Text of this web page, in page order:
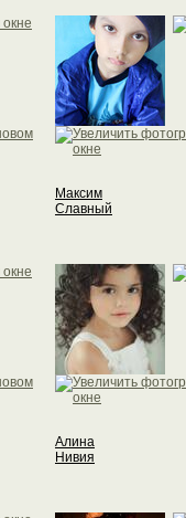
Максим
Славный
Алина
Нивия